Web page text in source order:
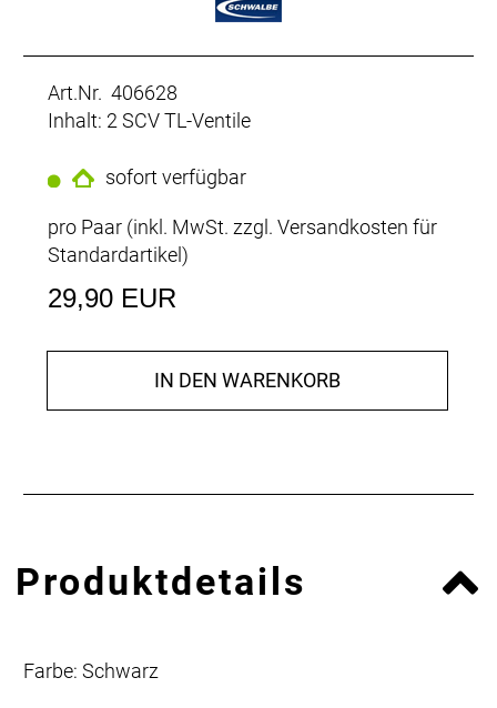
Art.Nr. 406628
Inhalt: 2 SCV TL-Ventile
sofort verfügbar
pro Paar (inkl. MwSt. zzgl. Versandkosten für
Standardartikel)
29,90 EUR
IN DEN WARENKORB
Produktdetails
Farbe: Schwarz